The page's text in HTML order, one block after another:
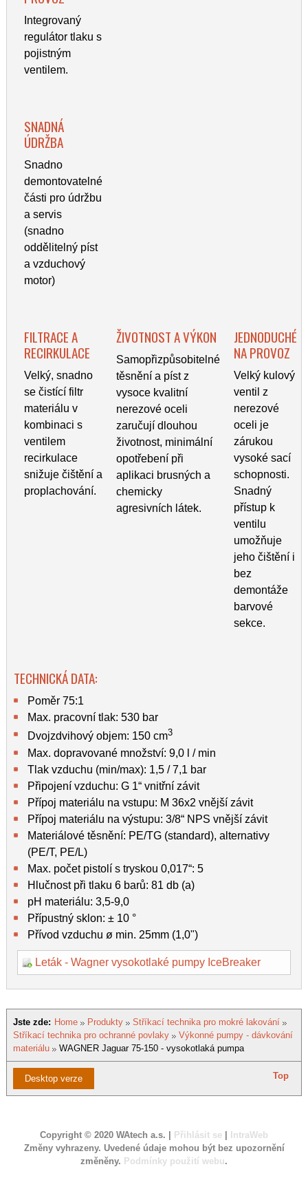
Integrovaný
regulátor tlaku s
pojistným
ventilem.
SNADNÁ
ÚDRŽBA
Snadno
demontovatelné
části pro údržbu
a servis
(snadno
oddělitelný píst
a vzduchový
motor)
FILTRACE A
RECIRKULACE
Velký, snadno
se čistící filtr
materiálu v
kombinaci s
ventilem
recirkulace
snižuje čištění a
proplachování.
ŽIVOTNOST A VÝKON
Samopřizpůsobitelné
těsnění a píst z
vysoce kvalitní
nerezové oceli
zaručují dlouhou
životnost, minimální
opotřebení při
aplikaci brusných a
chemicky
agresivních látek.
JEDNODUCHÉ
NA PROVOZ
Velký kulový
ventil z
nerezové
oceli je
zárukou
vysoké sací
schopnosti.
Snadný
přístup k
ventilu
umožňuje
jeho čištění i
bez
demontáže
barvové
sekce.
TECHNICKÁ DATA:
Poměr 75:1
Max. pracovní tlak: 530 bar
Dvojzdvihový objem: 150 cm3
Max. dopravované množství: 9,0 l / min
Tlak vzduchu (min/max): 1,5 / 7,1 bar
Připojení vzduchu: G 1“ vnitřní závit
Přípoj materiálu na vstupu: M 36x2 vnější závit
Přípoj materiálu na výstupu: 3/8“ NPS vnější závit
Materiálové těsnění: PE/TG (standard), alternativy
(PE/T, PE/L)
Max. počet pistolí s tryskou 0,017“: 5
Hlučnost při tlaku 6 barů: 81 db (a)
pH materiálu: 3,5-9,0
Přípustný sklon: ± 10 °
Přívod vzduchu ø min. 25mm (1,0")
Leták - Wagner vysokotlaké pumpy IceBreaker
Jste zde: Home Produkty
Stříkací technika pro mokré lakování
Stříkací technika pro ochranné povlaky
Výkonné pumpy - dávkování
materiálu
WAGNER Jaguar 75-150 - vysokotlaká pumpa
Desktop verze Top
Copyright © 2020 WAtech a.s. | Přihlásit se | IntraWeb
Změny vyhrazeny. Uvedené údaje mohou být bez upozornění
změněny. Podmínky použití webu.